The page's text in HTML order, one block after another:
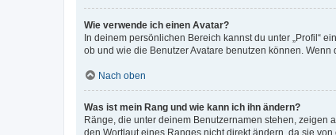
Wie verwende ich einen Avatar?
In deinem persönlichen Bereich kannst du unter „Profil“
ob und wie die Benutzer Avatare benutzen können.
Nach oben
Was ist mein Rang und wie kann ich ihn ändern?
Ränge, die unter deinem Benutzernamen stehen, zeigen
den Wortlaut eines Ranges nicht direkt ändern, da sie